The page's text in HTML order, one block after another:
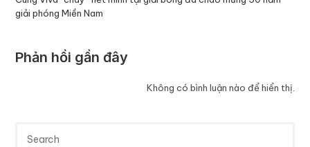
giải phóng Miền Nam
Phản hồi gần đây
Không có bình luận nào để hiển thị.